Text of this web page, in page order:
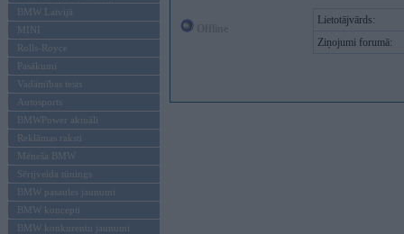
BMW Latvijā
MINI
Rolls-Royce
Pasākumi
Vadāmības tests
Autosports
BMWPower aktuāli
Reklāmas raksti
Mēneša BMW
Sērijveida tūnings
BMW pasaules jaunumi
BMW koncepti
BMW konkurentu jaunumi
Lietotājvārds:
Ziņojumi forumā: